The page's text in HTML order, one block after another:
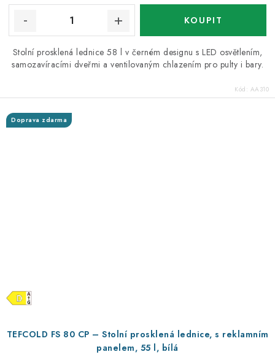
Stolní prosklená lednice 58 l v černém designu s LED osvětlením,
samozavíracími dveřmi a ventilovaným chlazením pro pulty i bary.
Kód: AA310
TEFCOLD FS 80 CP – Stolní prosklená lednice, s reklamním
panelem, 55 l, bílá
Doprava zdarma